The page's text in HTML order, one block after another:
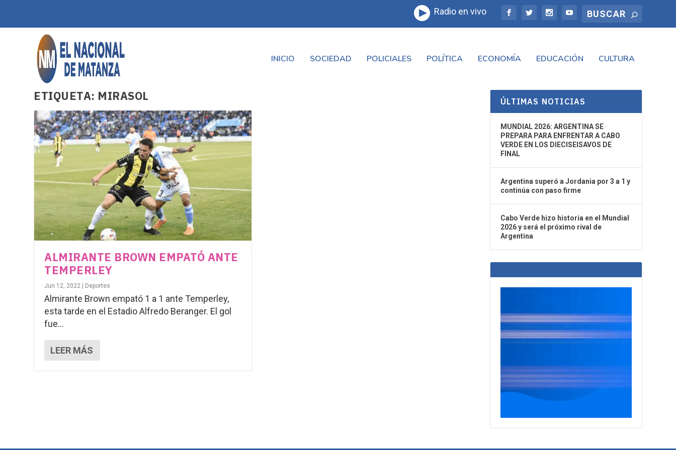
Radio en vivo
INICIO SOCIEDAD POLICIALES POLÍTICA ECONOMÍA EDUCACIÓN CULTURA
ETIQUETA: MIRASOL
ALMIRANTE BROWN EMPATÓ ANTE
TEMPERLEY
Jun 12, 2022 | Deportes
Almirante Brown empató 1 a 1 ante Temperley,
esta tarde en el Estadio Alfredo Beranger. El gol
fue...
LEER MÁS
ÚLTIMAS NOTICIAS
MUNDIAL 2026: ARGENTINA SE
PREPARA PARA ENFRENTAR A CABO
VERDE EN LOS DIECISEISAVOS DE
FINAL
Argentina superó a Jordania por 3 a 1 y
continúa con paso firme
Cabo Verde hizo historia en el Mundial
2026 y será el próximo rival de
Argentina